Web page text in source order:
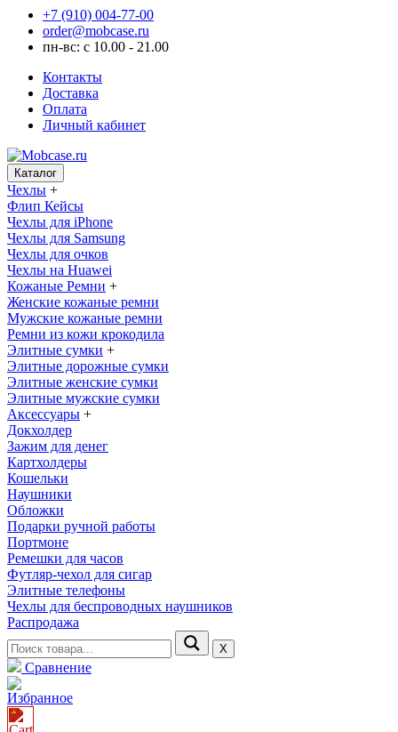
+7 (910) 004-77-00
order@mobcase.ru
пн-вс: с 10.00 - 21.00
Контакты
Доставка
Оплата
Личный кабинет
Каталог
Чехлы +
Флип Кейсы
Чехлы для iPhone
Чехлы для Samsung
Чехлы для очков
Чехлы на Huawei
Кожаные Ремни +
Женские кожаные ремни
Мужские кожаные ремни
Ремни из кожи крокодила
Элитные сумки +
Элитные дорожные сумки
Элитные женские сумки
Элитные мужские сумки
Аксессуары +
Докхолдер
Зажим для денег
Картхолдеры
Кошельки
Наушники
Обложки
Подарки ручной работы
Портмоне
Ремешки для часов
Футляр-чехол для сигар
Элитные телефоны
Чехлы для беспроводных наушников
Распродажа
Х
Сравнение
Избранное